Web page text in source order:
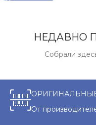
НЕДАВНО
Собрали
От